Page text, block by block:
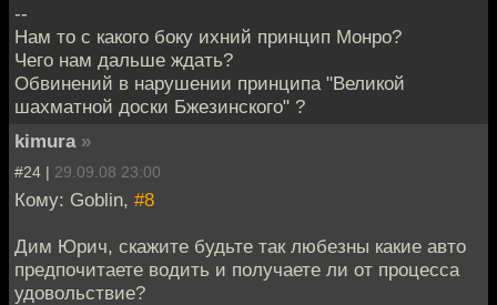
--
Нам то с какого боку ихний принцип Монро?
Чего нам дальше ждать?
Обвинений в нарушении принципа "Великой
шахматной доски Бжезинского" ?
kimura »
#24 | 29.09.08 23:00
Кому: Goblin, #8
Дим Юрич, скажите будьте так любезны какие авто
предпочитаете водить и получаете ли от процесса
удовольствие?